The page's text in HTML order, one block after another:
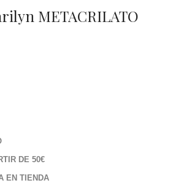
METACRILATO
DE 50€
EN TIENDA